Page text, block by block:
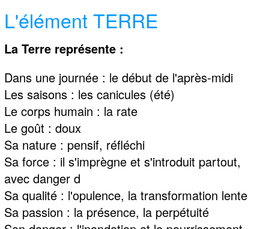
L'élément TERRE
La Terre représente :
Dans une journée : le début de l'après-midi
Les saisons : les canicules (été)
Le corps humain : la rate
Le goût : doux
Sa nature : pensif, réfléchi
Sa force : il s'imprègne et s'introduit partout,
avec danger d
Sa qualité : l'opulence, la transformation lente
Sa passion : la présence, la perpétuité